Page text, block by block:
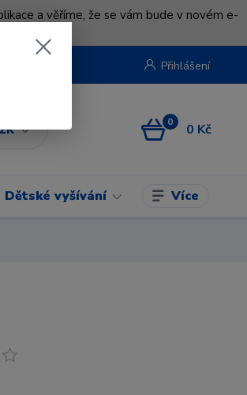
a věříme, že se vám bude v novém e-
Přihlášení
0 0 Kč
Dětské vyšívání Více